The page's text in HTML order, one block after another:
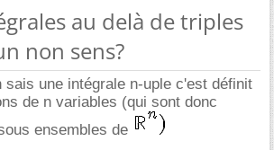
au delà de triples
non sens?
sais une intégrale n-uple c'est définit
de n variables (qui sont donc
ensembles de